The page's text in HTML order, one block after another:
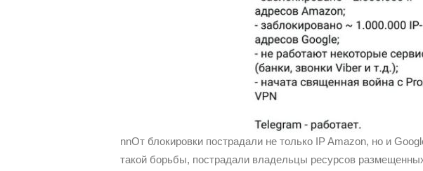
nnОт блокировки пострадали не только IP Amazon, но и
такой борьбы, пострадали владельцы ресурсов